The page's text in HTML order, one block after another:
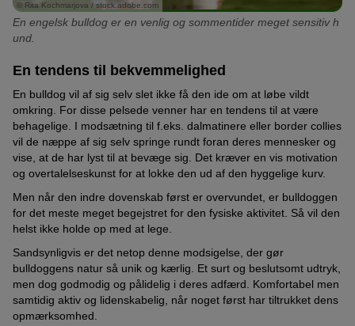
© Rita Kochmarjova / stock.adobe.com
En engelsk bulldog er en venlig og sommentider meget sensitiv h
und.
En tendens til bekvemmelighed
En bulldog vil af sig selv slet ikke få den ide om at løbe vildt
omkring. For disse pelsede venner har en tendens til at være
behagelige. I modsætning til f.eks. dalmatinere eller border collies
vil de næppe af sig selv springe rundt foran deres mennesker og
vise, at de har lyst til at bevæge sig. Det kræver en vis motivation
og overtalelseskunst for at lokke den ud af den hyggelige kurv.
Men når den indre dovenskab først er overvundet, er bulldoggen
for det meste meget begejstret for den fysiske aktivitet. Så vil den
helst ikke holde op med at lege.
Sandsynligvis er det netop denne modsigelse, der gør
bulldoggens natur så unik og kærlig. Et surt og beslutsomt udtryk,
men dog godmodig og pålidelig i deres adfærd. Komfortabel men
samtidig aktiv og lidenskabelig, når noget først har tiltrukket dens
opmærksomhed.